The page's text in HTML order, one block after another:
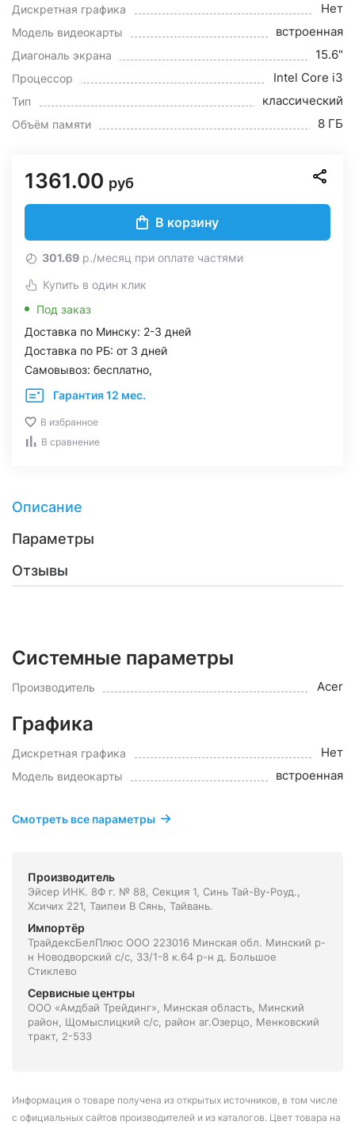
Дискретная графика Нет
Модель видеокарты встроенная
Диагональ экрана 15.6"
Процессор Intel Core i3
Тип классический
Объём памяти 8 ГБ
1361.00 руб
В корзину
301.69 р./месяц при оплате частями
Купить в один клик
Под заказ
Доставка по Минску: 2-3 дней
Доставка по РБ: от 3 дней
Самовывоз: бесплатно,
Гарантия 12 мес.
В избранное
В сравнение
Описание
Параметры
Отзывы
Системные параметры
Производитель Acer
Графика
Дискретная графика Нет
Модель видеокарты встроенная
Смотреть все параметры
Производитель
Эйсер ИНК. 8Ф г. № 88, Секция 1, Синь Тай-Ву-Роуд.,
Хсичих 221, Таипеи В Сянь, Тайвань.
Импортёр
ТрайдексБелПлюс ООО 223016 Минская обл. Минский р-
н Новодворский с/с, 33/1-8 к.64 р-н д. Большое
Стиклево
Сервисные центры
ООО «Амдбай Трейдинг», Минская область, Минский
район, Щомыслицкий с/с, район аг.Озерцо, Менковский
тракт, 2-533
Информация о товаре получена из открытых источников, в том числе
с официальных сайтов производителей и из каталогов. Цвет товара на